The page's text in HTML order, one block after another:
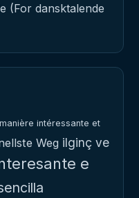
(For dansktalende
intéressante et
Weg ilginç ve
e